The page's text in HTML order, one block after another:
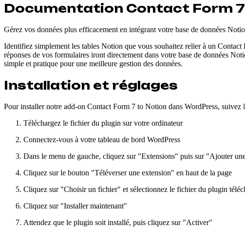
Documentation Contact Form
Gérez vos données plus efficacement en intégrant votre base de données
Identifiez simplement les tables Notion que vous souhaitez relier à un
réponses de vos formulaires iront directement dans votre base de données
simple et pratique pour une meilleure gestion des données.
Installation et réglages
Pour installer notre add-on Contact Form 7 to Notion dans WordPress, suivez
Téléchargez le fichier du plugin sur votre ordinateur
Connectez-vous à votre tableau de bord WordPress
Dans le menu de gauche, cliquez sur "Extensions" puis sur "Ajouter
Cliquez sur le bouton "Téléverser une extension" en haut de la page
Cliquez sur "Choisir un fichier" et sélectionnez le fichier du plugin
Cliquez sur "Installer maintenant"
Attendez que le plugin soit installé, puis cliquez sur "Activer"